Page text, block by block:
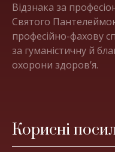
Відзнака за
Святого
професійно-фахову
за гуманістичну й
охорони здоров’я.
Корисні